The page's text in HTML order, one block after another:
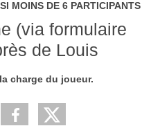
MOINS DE 6 PARTICIPANTS
(via formulaire
de Louis
charge du joueur.